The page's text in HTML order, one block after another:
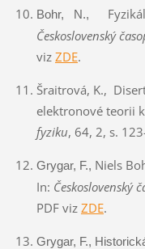
Bohr, N.,
Československý
viz ZDE.
Šraitrová, K.,
elektronové teorii
fyziku, 64, 2, s.
Grygar, F., Niels
In: Československý
PDF viz ZDE.
Grygar, F.,